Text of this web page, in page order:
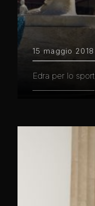
15 maggio 2018
Edra per lo sport